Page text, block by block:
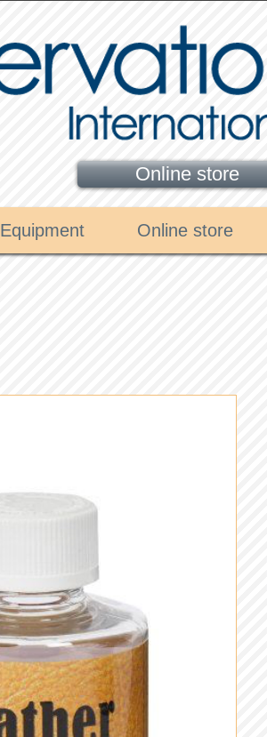
Online store
Equipment Online store